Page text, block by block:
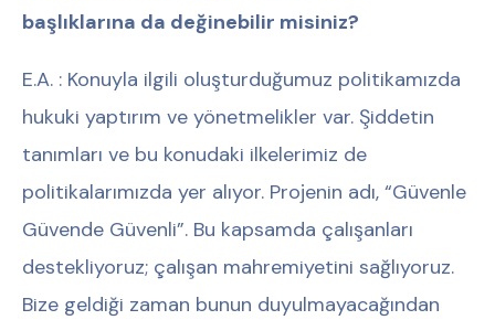
başlıklarına da değinebilir misiniz?
E.A. : Konuyla ilgili oluşturduğumuz politikamızda
hukuki yaptırım ve yönetmelikler var. Şiddetin
tanımları ve bu konudaki ilkelerimiz de
politikalarımızda yer alıyor. Projenin adı, “Güvenle
Güvende Güvenli”. Bu kapsamda çalışanları
destekliyoruz; çalışan mahremiyetini sağlıyoruz.
Bize geldiği zaman bunun duyulmayacağından